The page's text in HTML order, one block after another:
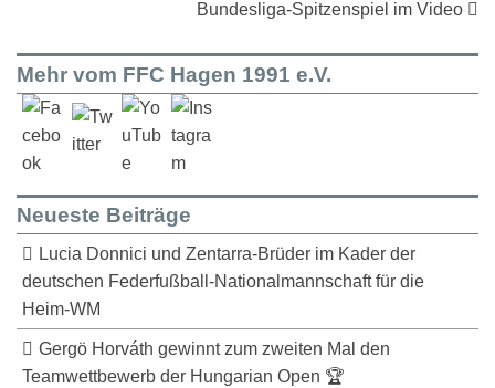
Bundesliga-Spitzenspiel im Video
Mehr vom FFC Hagen 1991 e.V.
Neueste Beiträge
Lucia Donnici und Zentarra-Brüder im Kader der
deutschen Federfußball-Nationalmannschaft für die
Heim-WM
Gergö Horváth gewinnt zum zweiten Mal den
Teamwettbewerb der Hungarian Open 🏆